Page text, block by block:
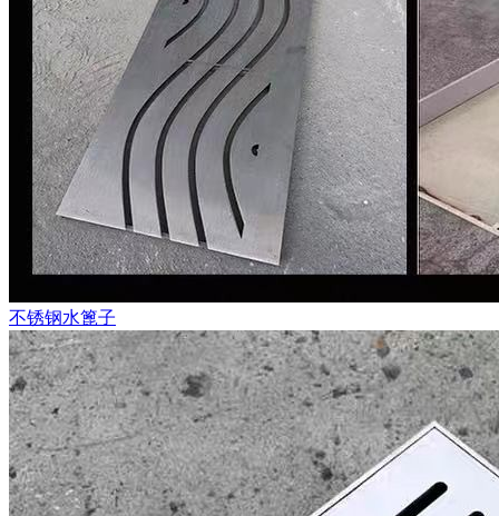
不锈钢水篦子